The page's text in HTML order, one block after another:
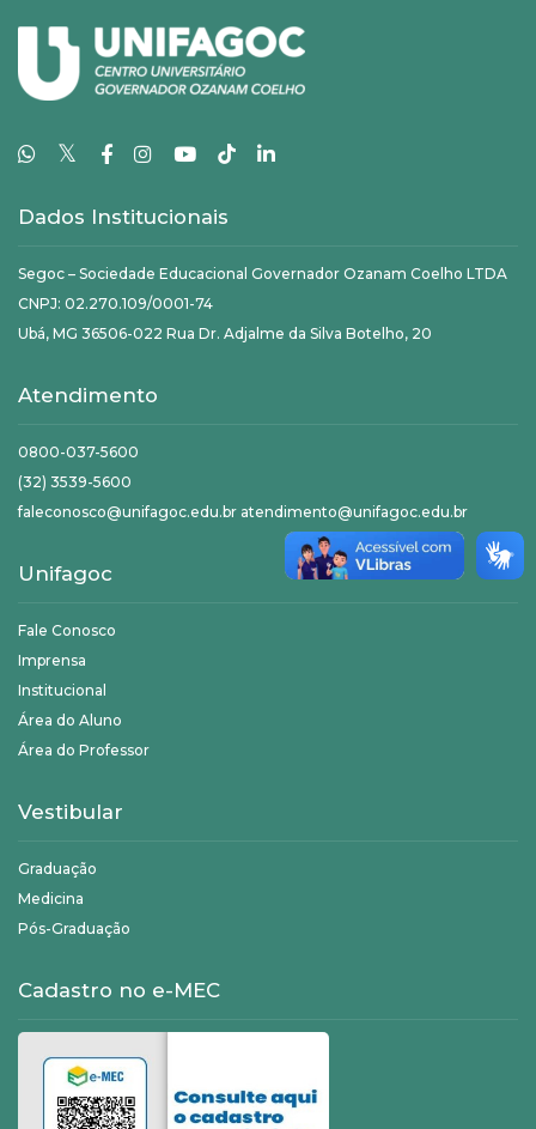
𝕏
Dados Institucionais
Segoc – Sociedade Educacional Governador Ozanam Coelho LTDA
CNPJ: 02.270.109/0001-74
Ubá, MG 36506-022 Rua Dr. Adjalme da Silva Botelho, 20
Atendimento
0800-037-5600
(32) 3539-5600
faleconosco@unifagoc.edu.br atendimento@unifagoc.edu.br
Unifagoc
Fale Conosco
Imprensa
Institucional
Área do Aluno
Área do Professor
Vestibular
Graduação
Medicina
Pós-Graduação
Cadastro no e-MEC